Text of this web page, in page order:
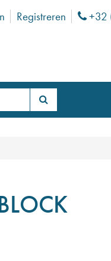
Registreren +32